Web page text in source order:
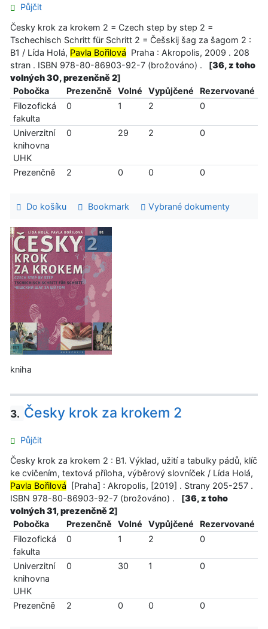
Půjčit
Česky krok za krokem 2 = Czech step by step 2 =
Tschechisch Schritt für Schritt 2 = Češskij šag za šagom 2 :
B1 / Lída Holá, Pavla Bořilová Praha : Akropolis, 2009 . 208
stran . ISBN 978-80-86903-92-7 (brožováno) .
[36, z toho
volných 30, prezenčně 2]
Pobočka
Prezenčně Volné Vypůjčené
Rezervované
Filozofická
fakulta
0 1 2 0
Univerzitní
knihovna
UHK
0 29 2 0
Prezenčně 2 0 0 0
Do košíku Bookmark Vybrané dokumenty
kniha
3. Česky krok za krokem 2
Půjčit
Česky krok za krokem 2 : B1. Výklad, užití a tabulky pádů, klíč
ke cvičením, textová příloha, výběrový slovníček / Lída Holá,
Pavla Bořilová [Praha] : Akropolis, [2019] . Strany 205-257 .
ISBN 978-80-86903-92-7 (brožováno) .
[36, z toho
volných 31, prezenčně 2]
Pobočka
Prezenčně Volné Vypůjčené
Rezervované
Filozofická
fakulta
0 1 2 0
Univerzitní
knihovna
UHK
0 30 1 0
Prezenčně 2 0 0 0